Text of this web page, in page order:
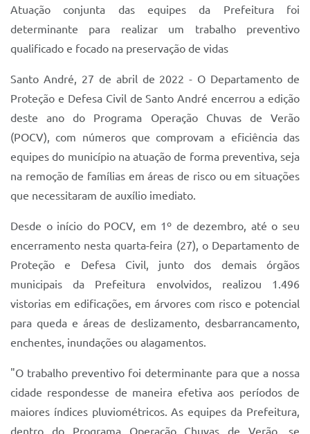
IPTU 2025
Legislação
Lista de Comorbidades
Mobilidade Urbana Sustentável
Ouvidoria da Cidade
Passe Escolar
Quadra Fiscal
SIC
Autarquias
Atuação conjunta das equipes da Prefeitura foi
determinante para realizar um trabalho preventivo
qualificado e focado na preservação de vidas
Santo André, 27 de abril de 2022 - O Departamento de
Proteção e Defesa Civil de Santo André encerrou a edição
deste ano do Programa Operação Chuvas de Verão
(POCV), com números que comprovam a eficiência das
equipes do município na atuação de forma preventiva, seja
na remoção de famílias em áreas de risco ou em situações
que necessitaram de auxílio imediato.
Desde o início do POCV, em 1º de dezembro, até o seu
encerramento nesta quarta-feira (27), o Departamento de
Proteção e Defesa Civil, junto dos demais órgãos
municipais da Prefeitura envolvidos, realizou 1.496
vistorias em edificações, em árvores com risco e potencial
para queda e áreas de deslizamento, desbarrancamento,
enchentes, inundações ou alagamentos.
"O trabalho preventivo foi determinante para que a nossa
cidade respondesse de maneira efetiva aos períodos de
maiores índices pluviométricos. As equipes da Prefeitura,
dentro do Programa Operação Chuvas de Verão, se